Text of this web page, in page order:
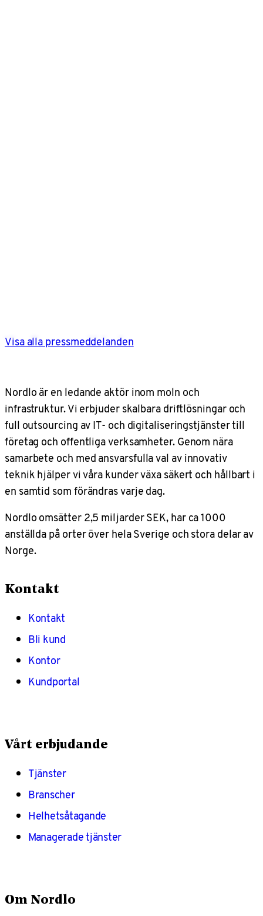
Visa alla pressmeddelanden
Nordlo är en ledande aktör inom moln och
infrastruktur. Vi erbjuder skalbara driftlösningar och
full outsourcing av IT- och digitaliseringstjänster till
företag och offentliga verksamheter. Genom nära
samarbete och med ansvarsfulla val av innovativ
teknik hjälper vi våra kunder växa säkert och hållbart i
en samtid som förändras varje dag.
Nordlo omsätter 2,5 miljarder SEK, har ca 1000
anställda på orter över hela Sverige och stora delar av
Norge.
Kontakt
Kontakt
Bli kund
Kontor
Kundportal
Vårt erbjudande
Tjänster
Branscher
Helhetsåtagande
Managerade tjänster
Om Nordlo